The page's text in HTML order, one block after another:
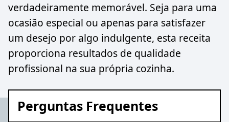
verdadeiramente memorável. Seja para uma
ocasião especial ou apenas para satisfazer
um desejo por algo indulgente, esta receita
proporciona resultados de qualidade
profissional na sua própria cozinha.
Perguntas Frequentes